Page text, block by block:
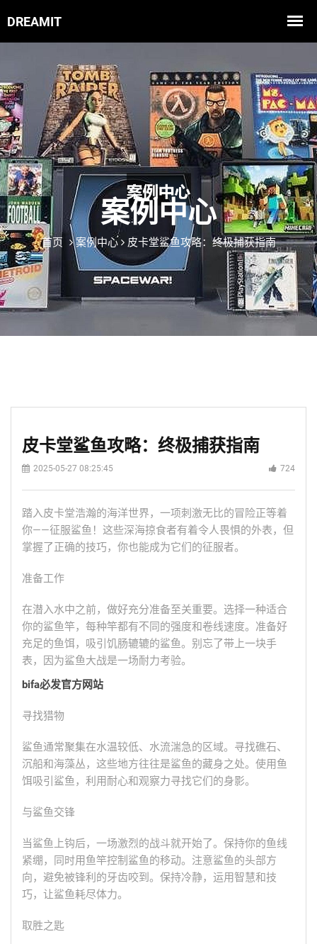
案例中心
首页 案例中心 皮卡堂鲨鱼攻略：终极捕获指南
皮卡堂鲨鱼攻略：终极捕获指南
2025-05-27 08:25:45 724
踏入皮卡堂浩瀚的海洋世界，一项刺激无比的冒险正等着
你——征服鲨鱼！这些深海掠食者有着令人畏惧的外表，但
掌握了正确的技巧，你也能成为它们的征服者。
准备工作
在潜入水中之前，做好充分准备至关重要。选择一种适合
你的鲨鱼竿，每种竿都有不同的强度和卷线速度。准备好
充足的鱼饵，吸引饥肠辘辘的鲨鱼。别忘了带上一块手
表，因为鲨鱼大战是一场耐力考验。
bifa必发官方网站
寻找猎物
鲨鱼通常聚集在水温较低、水流湍急的区域。寻找礁石、
沉船和海藻丛，这些地方往往是鲨鱼的藏身之处。使用鱼
饵吸引鲨鱼，利用耐心和观察力寻找它们的身影。
与鲨鱼交锋
当鲨鱼上钩后，一场激烈的战斗就开始了。保持你的鱼线
紧绷，同时用鱼竿控制鲨鱼的移动。注意鲨鱼的头部方
向，避免被锋利的牙齿咬到。保持冷静，运用智慧和技
巧，让鲨鱼耗尽体力。
取胜之匙